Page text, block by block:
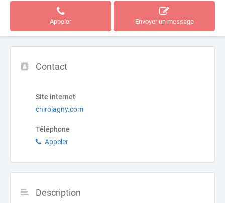
Appeler Envoyer un message
Contact
Site internet
chirolagny.com
Téléphone
Appeler
Description